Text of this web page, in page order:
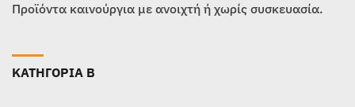
Προϊόντα καινούργια με ανοιχτή ή χωρίς συσκευασία.
ΚΑΤΗΓΟΡΙΑ B